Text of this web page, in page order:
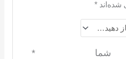
شده‌اند*
شما*